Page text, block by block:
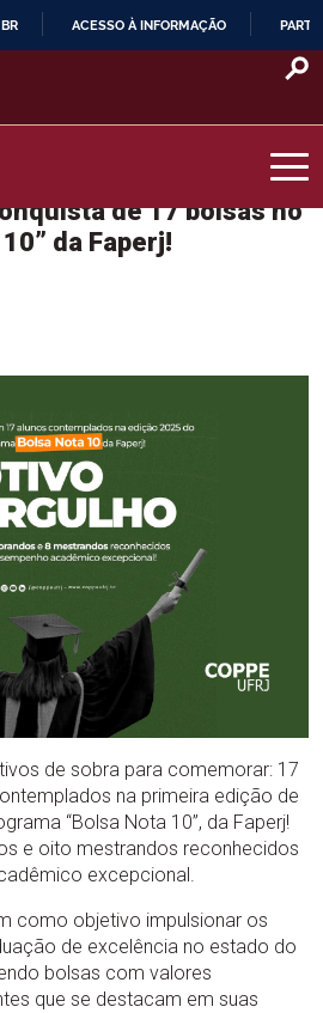
O
ACESSO À INFORMAÇÃO
de 17 bolsas no
da Faperj!
de sobra para comemorar: 17
na primeira edição de
“Bolsa Nota 10”, da Faperj!
e oito mestrandos reconhecidos
excepcional.
como objetivo impulsionar os
de excelência no estado do
bolsas com valores
que se destacam em suas